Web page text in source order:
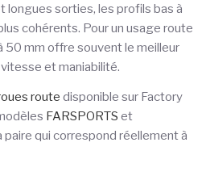
longues sorties, les profils bas à
cohérents. Pour un usage route
50 mm offre souvent le meilleur
et maniabilité.
route disponible sur Factory
FARSPORTS et
paire qui correspond réellement à